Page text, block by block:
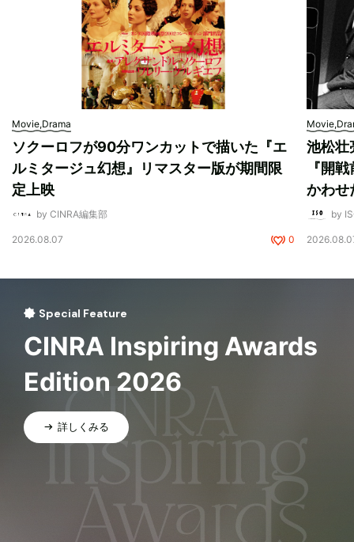
Movie,Drama
ソクーロフが90分ワンカットで描いた『エ
ルミタージュ幻想』リマスター版が期間限
定上映
by CINRA編集部
2026.08.07 0
池松壮
『開
かわせ
by
Special Feature
CINRA Inspiring Awards
Edition 2026
詳しくみる